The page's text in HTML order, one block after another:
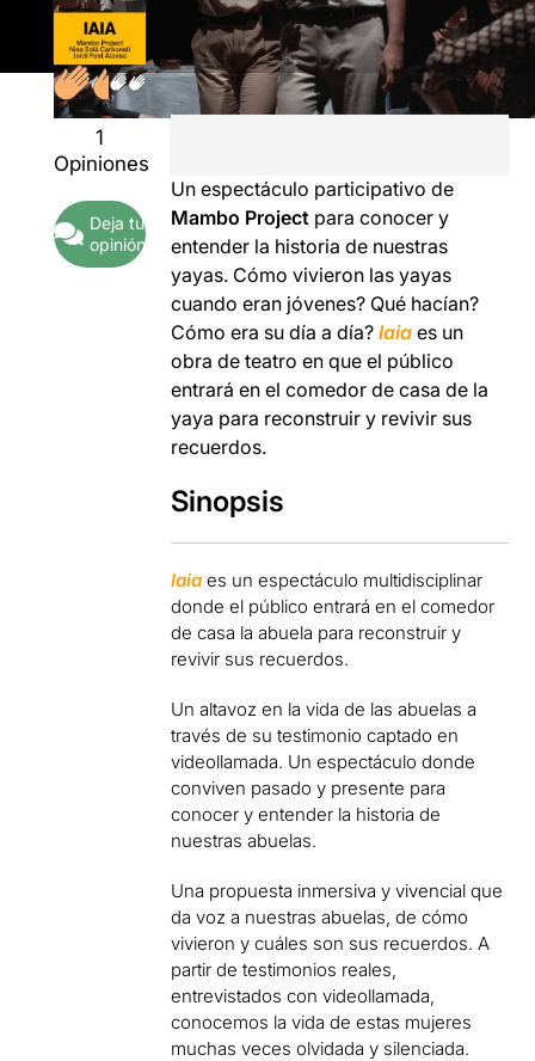
1
Opiniones
Deja tu
opinión
Un espectáculo participativo de
Mambo Project para conocer y
entender la historia de nuestras
yayas. Cómo vivieron las yayas
cuando eran jóvenes? Qué hacían?
Cómo era su día a día?Iaia es un
obra de teatro en que el público
entrará en el comedor de casa de la
yaya para reconstruir y revivir sus
recuerdos.
Sinopsis
Iaia es un espectáculo multidisciplinar
donde el público entrará en el comedor
de casa la abuela para reconstruir y
revivir sus recuerdos.
Un altavoz en la vida de las abuelas a
través de su testimonio captado en
videollamada. Un espectáculo donde
conviven pasado y presente para
conocer y entender la historia de
nuestras abuelas.
Una propuesta inmersiva y vivencial que
da voz a nuestras abuelas, de cómo
vivieron y cuáles son sus recuerdos. A
partir de testimonios reales,
entrevistados con videollamada,
conocemos la vida de estas mujeres
muchas veces olvidada y silenciada.